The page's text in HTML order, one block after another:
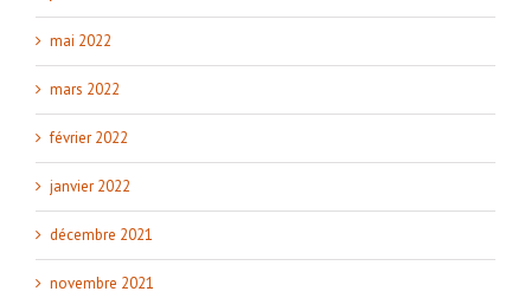
mai 2022
mars 2022
février 2022
janvier 2022
décembre 2021
novembre 2021